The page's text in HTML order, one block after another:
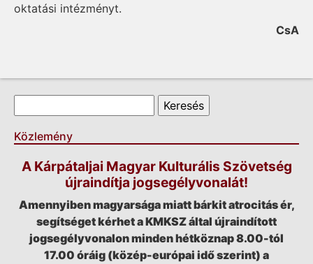
oktatási intézményt.
CsA
Keresés űrlap
Közlemény
A Kárpátaljai Magyar Kulturális Szövetség
újraindítja jogsegélyvonalát!
Amennyiben magyarsága miatt bárkit atrocitás ér,
segítséget kérhet a KMKSZ által újraindított
jogsegélyvonalon minden hétköznap 8.00-tól
17.00 óráig (közép-európai idő szerint) a